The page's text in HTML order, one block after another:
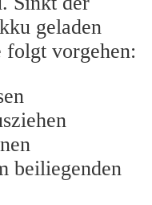
geladen
vorgehen:
beiliegenden